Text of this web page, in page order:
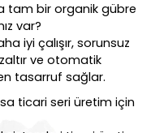
tam bir organik gübre
var?
iyi çalışır, sorunsuz
ve otomatik
tasarruf sağlar.
ticari seri üretim için